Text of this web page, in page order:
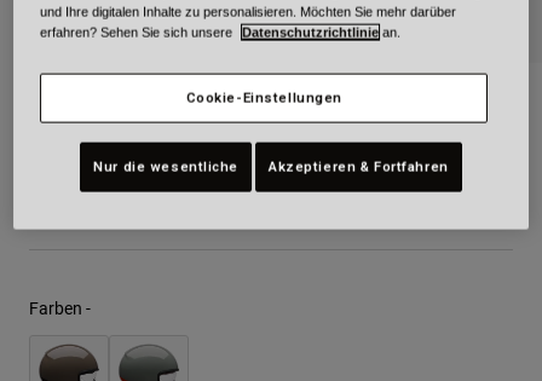
Farben -
und Ihre digitalen Inhalte zu personalisieren. Möchten Sie mehr darüber
erfahren? Sehen Sie sich unsere
Datenschutzrichtlinie an.
Cookie-Einstellungen
Nur die wesentliche Akzeptieren & Fortfahren